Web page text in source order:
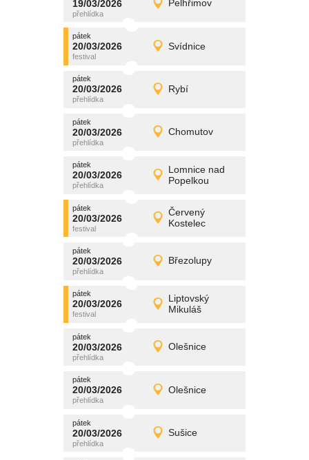
19/03/2026 Pelhřimov
čtvrtek
19/03/2026 Detail
pátek
20/03/2026 Svídnice
pátek
20/03/2026 Detail
promítání
pátek
20/03/2026 Rybí
pátek
20/03/2026 Detail
promítání
pátek
20/03/2026 Chomutov
pátek
20/03/2026 Detail
promítání
pátek
20/03/2026
Lomnice nad
Popelkou
pátek
20/03/2026 Detail
promítání
pátek
20/03/2026
Červený
Kostelec
pátek
20/03/2026 Detail
promítání
pátek
20/03/2026 Březolupy
pátek
20/03/2026 Detail
promítání
pátek
20/03/2026
Liptovský
Mikuláš
pátek
20/03/2026 Detail
promítání
pátek
20/03/2026 Olešnice
pátek
20/03/2026 Detail
promítání
pátek
20/03/2026 Olešnice
pátek
20/03/2026 Detail
promítání
pátek
20/03/2026 Sušice
pátek
20/03/2026 Detail
promítání